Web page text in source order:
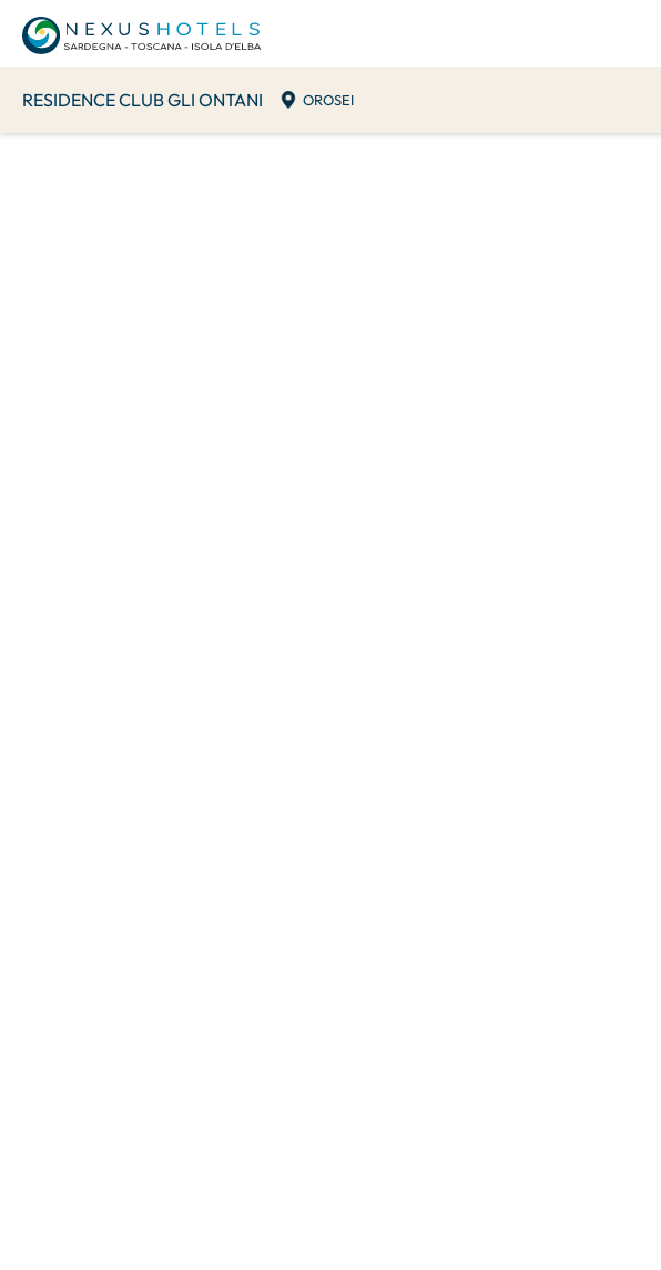
RESIDENCE CLUB GLI ONTANI OROSEI